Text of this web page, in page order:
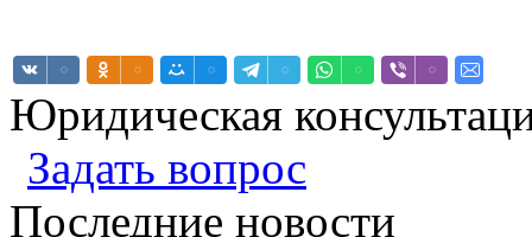
Юридическая
Задать вопрос
Последние новости